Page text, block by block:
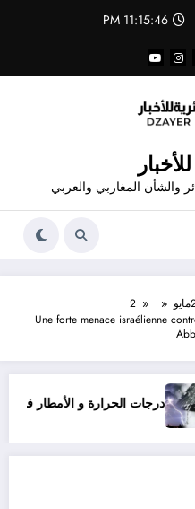
11:15:46 PM
والشأن المغاربي والعربي
مايو
2
Une forte menace israélienne
و الأمطار في سبتمبر 2026 في الجزائر